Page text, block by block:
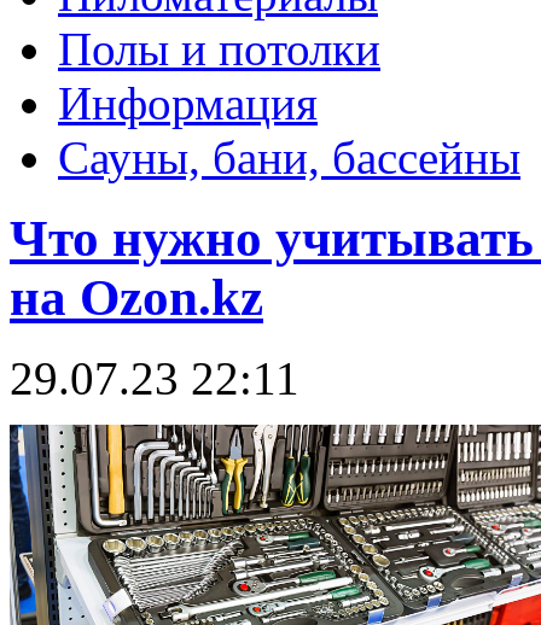
Полы и потолки
Информация
Сауны, бани, бассейны
Что нужно
на Ozon.kz
29.07.23 22:11